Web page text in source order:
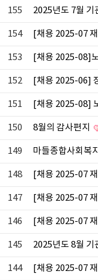
155 2025년도 7월 기
154 [채용 2025-07
153 [채용 2025-08]
152 [채용 2025-06]
151 [채용 2025-08]
150 8월의 감사편지
149 마들종합사회복
148 [채용 2025-07
147 [채용 2025-07
146 [채용 2025-07
145 2025년도 8월 기
144 [채용 2025-07